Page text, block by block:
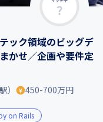
ック領域のビッグデ
かせ／企画や要件定
）
450-700万円
on Rails